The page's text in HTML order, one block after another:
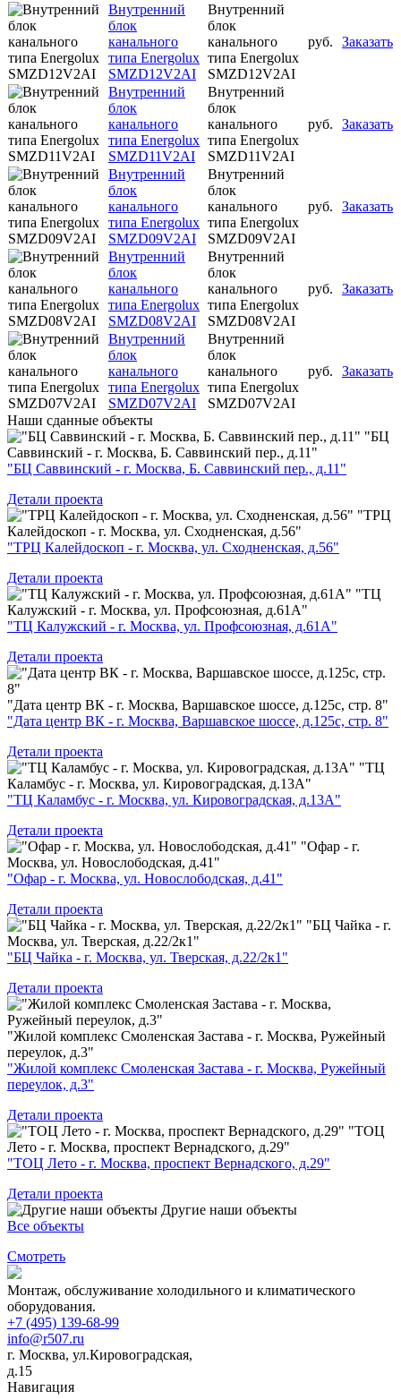
Внутренний
блок
канального
типа Energolux
SMZD12V2AI
Внутренний
блок
канального
типа Energolux
SMZD12V2AI
руб. Заказать
Внутренний
блок
канального
типа Energolux
SMZD11V2AI
Внутренний
блок
канального
типа Energolux
SMZD11V2AI
руб. Заказать
Внутренний
блок
канального
типа Energolux
SMZD09V2AI
Внутренний
блок
канального
типа Energolux
SMZD09V2AI
руб. Заказать
Внутренний
блок
канального
типа Energolux
SMZD08V2AI
Внутренний
блок
канального
типа Energolux
SMZD08V2AI
руб. Заказать
Внутренний
блок
канального
типа Energolux
SMZD07V2AI
Внутренний
блок
канального
типа Energolux
SMZD07V2AI
руб. Заказать
Наши сданные объекты
"БЦ
Саввинский - г. Москва, Б. Саввинский пер., д.11"
"БЦ Саввинский - г. Москва, Б. Саввинский пер., д.11"
Детали проекта
"ТРЦ
Калейдоскоп - г. Москва, ул. Сходненская, д.56"
"ТРЦ Калейдоскоп - г. Москва, ул. Сходненская, д.56"
Детали проекта
"ТЦ
Калужский - г. Москва, ул. Профсоюзная, д.61А"
"ТЦ Калужский - г. Москва, ул. Профсоюзная, д.61А"
Детали проекта
"Дата центр ВК - г. Москва, Варшавское шоссе, д.125с, стр. 8"
"Дата центр ВК - г. Москва, Варшавское шоссе, д.125с, стр. 8"
Детали проекта
"ТЦ
Каламбус - г. Москва, ул. Кировоградская, д.13А"
"ТЦ Каламбус - г. Москва, ул. Кировоградская, д.13А"
Детали проекта
"Офар - г.
Москва, ул. Новослободская, д.41"
"Офар - г. Москва, ул. Новослободская, д.41"
Детали проекта
"БЦ Чайка - г.
Москва, ул. Тверская, д.22/2к1"
"БЦ Чайка - г. Москва, ул. Тверская, д.22/2к1"
Детали проекта
"Жилой комплекс Смоленская Застава - г. Москва, Ружейный
переулок, д.3"
"Жилой комплекс Смоленская Застава - г. Москва, Ружейный
переулок, д.3"
Детали проекта
"ТОЦ
Лето - г. Москва, проспект Вернадского, д.29"
"ТОЦ Лето - г. Москва, проспект Вернадского, д.29"
Детали проекта
Другие наши объекты
Все объекты
Смотреть
Монтаж, обслуживание холодильного и климатического
оборудования.
+7 (495) 139-68-99
info@r507.ru
г. Москва, ул.Кировоградская,
д.15
Навигация